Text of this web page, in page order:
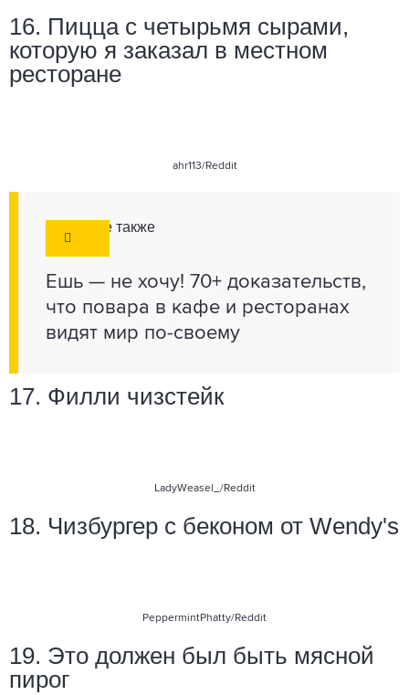
16. Пицца с четырьмя сырами,
которую я заказал в местном
ресторане
ahr113/Reddit
Смотрите также
Ешь — не хочу! 70+ доказательств,
что повара в кафе и ресторанах
видят мир по-своему
17. Филли чизстейк
LadyWeasel_ /Reddit
18. Чизбургер с беконом от Wendy's
PeppermintPhatty/Reddit
19. Это должен был быть мясной
пирог